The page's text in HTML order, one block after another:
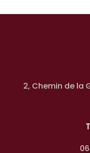
2, Chemin de la